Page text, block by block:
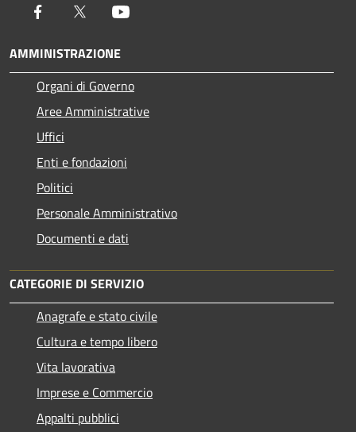
Facebook Twitter
AMMINISTRAZIONE
Organi di Governo
Aree Amministrative
Uffici
Enti e fondazioni
Politici
Personale Amministrativo
Documenti e dati
CATEGORIE DI SERVIZIO
Anagrafe e stato civile
Cultura e tempo libero
Vita lavorativa
Imprese e Commercio
Appalti pubblici